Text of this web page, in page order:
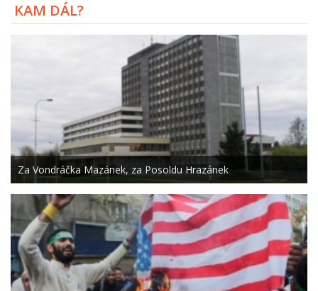
KAM DÁL?
Za Vondráčka Mazánek, za Posoldu Hrazánek